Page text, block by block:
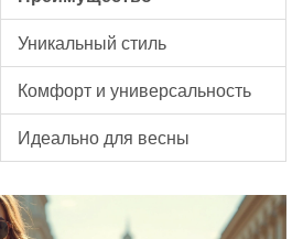
Уникальный стиль
Комфорт и универсальность
Идеально для весны